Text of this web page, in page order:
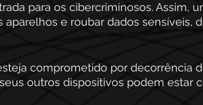
para os cibercriminosos. Assim,
aparelhos e roubar dados sensíveis,
comprometido por decorrência
outros dispositivos podem estar